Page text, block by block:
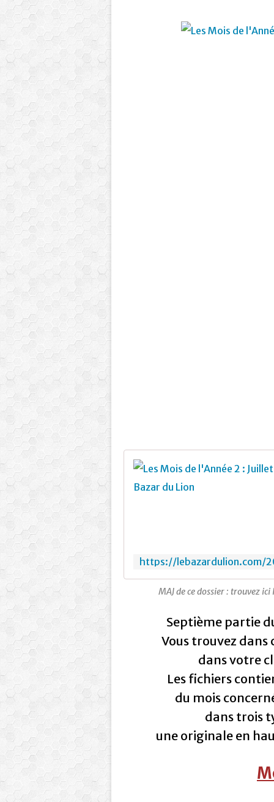
MAJ de ce dossier : trouvez
Septième partie
Vous trouvez dans
dans votre
Les fichiers
du mois
dans trois
une originale en